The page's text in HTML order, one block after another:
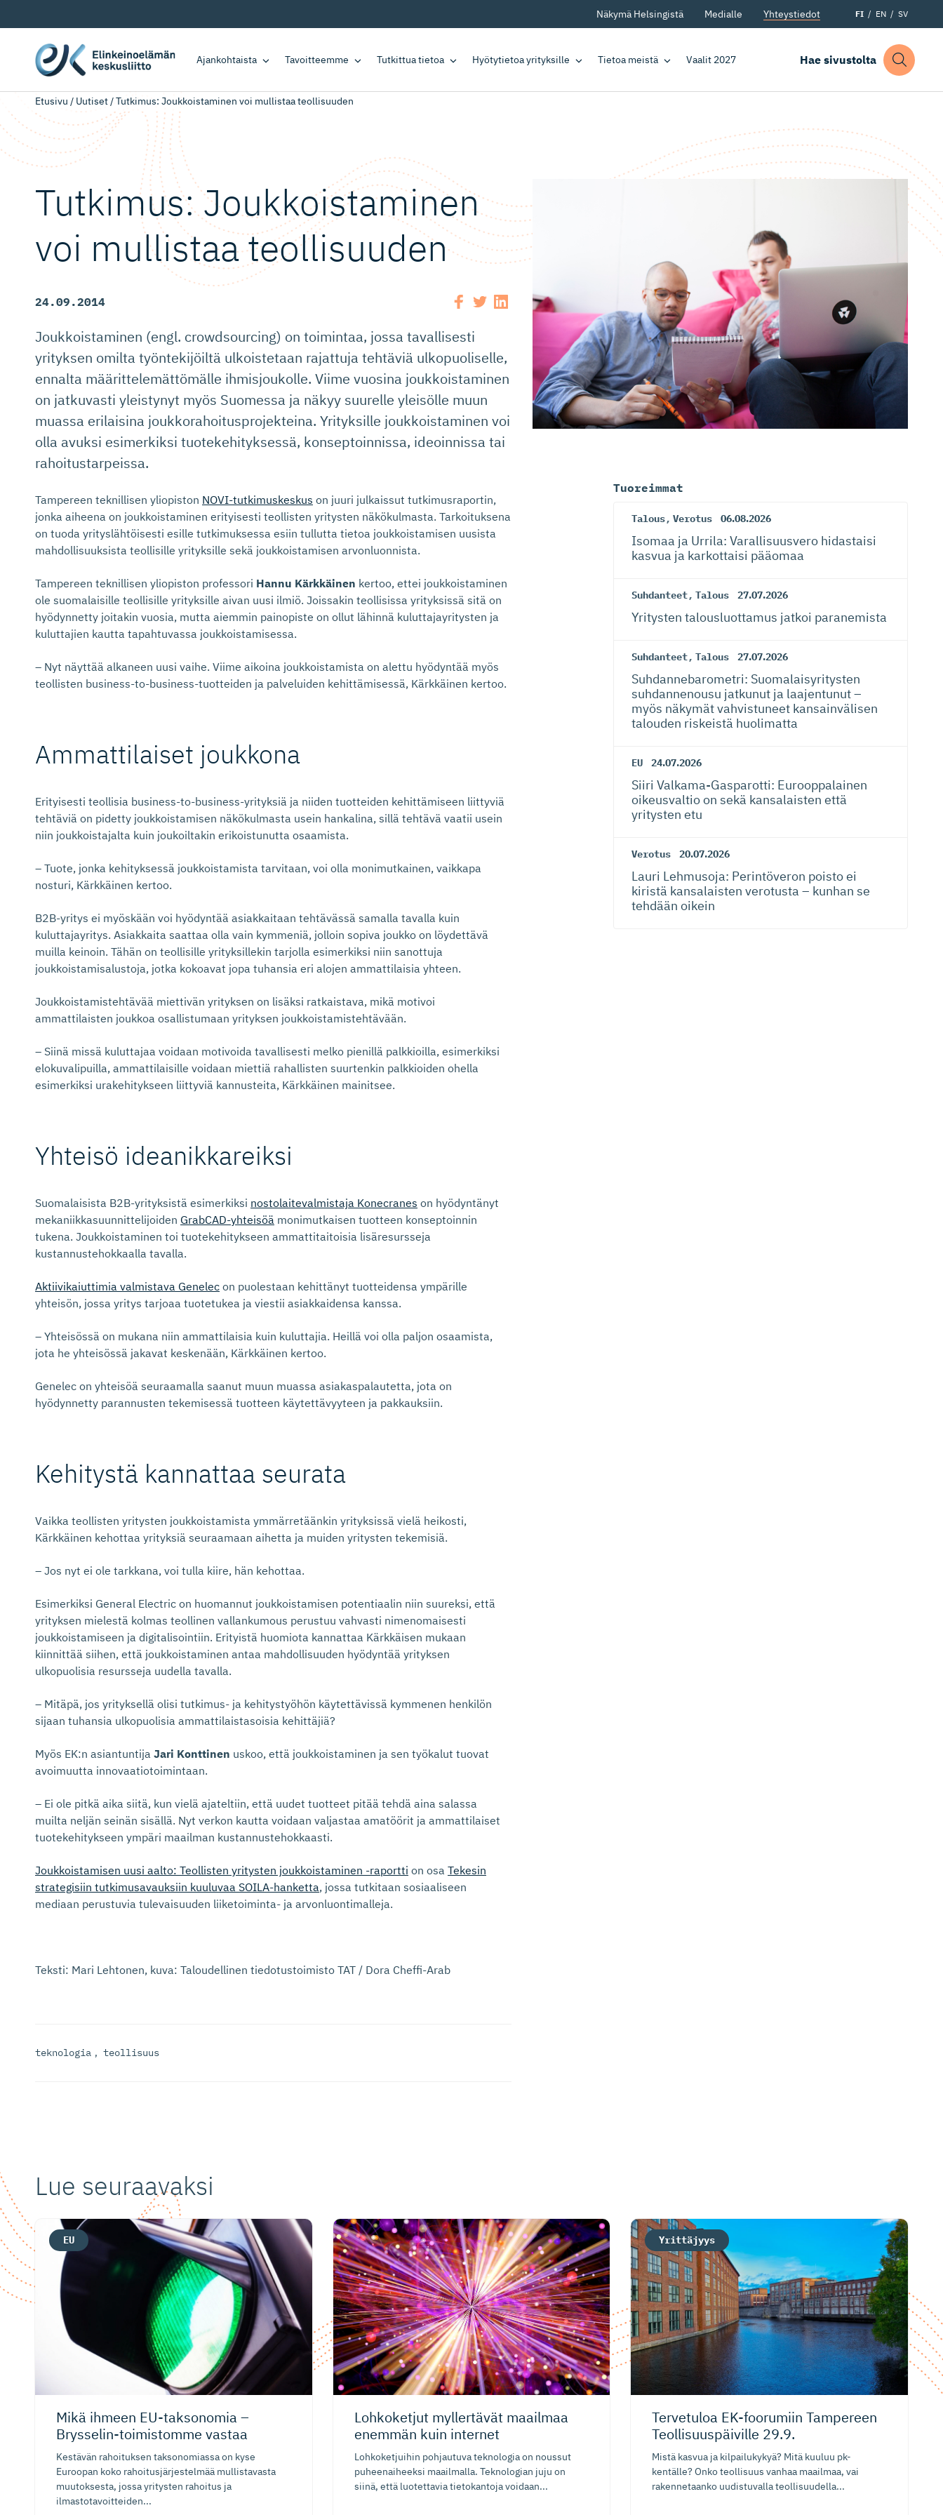
Näkymä Helsingistä Medialle Yhteystiedot FI EN SV
Ajankohtaista Tavoitteemme Tutkittua tietoa Hyötytietoa yrityksille Tietoa meistä Vaalit 2027 Hae sivustolta
Etusivu / Uutiset/Tutkimus: Joukkoistaminen voi mullistaa teollisuuden
Tutkimus: Joukkoistaminen
voi mullistaa teollisuuden
24.09.2014
Joukkoistaminen (engl. crowdsourcing) on toimintaa, jossa tavallisesti
yrityksen omilta työntekijöiltä ulkoistetaan rajattuja tehtäviä ulkopuoliselle,
ennalta määrittelemättömälle ihmisjoukolle. Viime vuosina joukkoistaminen
on jatkuvasti yleistynyt myös Suomessa ja näkyy suurelle yleisölle muun
muassa erilaisina joukkorahoitusprojekteina. Yrityksille joukkoistaminen voi
olla avuksi esimerkiksi tuotekehityksessä, konseptoinnissa, ideoinnissa tai
rahoitustarpeissa.
Tampereen teknillisen yliopiston NOVI-tutkimuskeskus on juuri julkaissut tutkimusraportin,
jonka aiheena on joukkoistaminen erityisesti teollisten yritysten näkökulmasta. Tarkoituksena
on tuoda yrityslähtöisesti esille tutkimuksessa esiin tullutta tietoa joukkoistamisen uusista
mahdollisuuksista teollisille yrityksille sekä joukkoistamisen arvonluonnista.
Tampereen teknillisen yliopiston professori Hannu Kärkkäinen kertoo, ettei joukkoistaminen
ole suomalaisille teollisille yrityksille aivan uusi ilmiö. Joissakin teollisissa yrityksissä sitä on
hyödynnetty joitakin vuosia, mutta aiemmin painopiste on ollut lähinnä kuluttajayritysten ja
kuluttajien kautta tapahtuvassa joukkoistamisessa.
– Nyt näyttää alkaneen uusi vaihe. Viime aikoina joukkoistamista on alettu hyödyntää myös
teollisten business-to-business-tuotteiden ja palveluiden kehittämisessä, Kärkkäinen kertoo.
Ammattilaiset joukkona
Erityisesti teollisia business-to-business-yrityksiä ja niiden tuotteiden kehittämiseen liittyviä
tehtäviä on pidetty joukkoistamisen näkökulmasta usein hankalina, sillä tehtävä vaatii usein
niin joukkoistajalta kuin joukoiltakin erikoistunutta osaamista.
– Tuote, jonka kehityksessä joukkoistamista tarvitaan, voi olla monimutkainen, vaikkapa
nosturi, Kärkkäinen kertoo.
B2B-yritys ei myöskään voi hyödyntää asiakkaitaan tehtävässä samalla tavalla kuin
kuluttajayritys. Asiakkaita saattaa olla vain kymmeniä, jolloin sopiva joukko on löydettävä
muilla keinoin. Tähän on teollisille yrityksillekin tarjolla esimerkiksi niin sanottuja
joukkoistamisalustoja, jotka kokoavat jopa tuhansia eri alojen ammattilaisia yhteen.
Joukkoistamistehtävää miettivän yrityksen on lisäksi ratkaistava, mikä motivoi
ammattilaisten joukkoa osallistumaan yrityksen joukkoistamistehtävään.
– Siinä missä kuluttajaa voidaan motivoida tavallisesti melko pienillä palkkioilla, esimerkiksi
elokuvalipuilla, ammattilaisille voidaan miettiä rahallisten suurtenkin palkkioiden ohella
esimerkiksi urakehitykseen liittyviä kannusteita, Kärkkäinen mainitsee.
Yhteisö ideanikkareiksi
Suomalaisista B2B-yrityksistä esimerkiksi nostolaitevalmistaja Konecranes on hyödyntänyt
mekaniikkasuunnittelijoiden GrabCAD-yhteisöä monimutkaisen tuotteen konseptoinnin
tukena. Joukkoistaminen toi tuotekehitykseen ammattitaitoisia lisäresursseja
kustannustehokkaalla tavalla.
Aktiivikaiuttimia valmistava Genelec on puolestaan kehittänyt tuotteidensa ympärille
yhteisön, jossa yritys tarjoaa tuotetukea ja viestii asiakkaidensa kanssa.
– Yhteisössä on mukana niin ammattilaisia kuin kuluttajia. Heillä voi olla paljon osaamista,
jota he yhteisössä jakavat keskenään, Kärkkäinen kertoo.
Genelec on yhteisöä seuraamalla saanut muun muassa asiakaspalautetta, jota on
hyödynnetty parannusten tekemisessä tuotteen käytettävyyteen ja pakkauksiin.
Kehitystä kannattaa seurata
Vaikka teollisten yritysten joukkoistamista ymmärretäänkin yrityksissä vielä heikosti,
Kärkkäinen kehottaa yrityksiä seuraamaan aihetta ja muiden yritysten tekemisiä.
– Jos nyt ei ole tarkkana, voi tulla kiire, hän kehottaa.
Esimerkiksi General Electric on huomannut joukkoistamisen potentiaalin niin suureksi, että
yrityksen mielestä kolmas teollinen vallankumous perustuu vahvasti nimenomaisesti
joukkoistamiseen ja digitalisointiin. Erityistä huomiota kannattaa Kärkkäisen mukaan
kiinnittää siihen, että joukkoistaminen antaa mahdollisuuden hyödyntää yrityksen
ulkopuolisia resursseja uudella tavalla.
– Mitäpä, jos yrityksellä olisi tutkimus- ja kehitystyöhön käytettävissä kymmenen henkilön
sijaan tuhansia ulkopuolisia ammattilaistasoisia kehittäjiä?
Myös EK:n asiantuntija Jari Konttinen uskoo, että joukkoistaminen ja sen työkalut tuovat
avoimuutta innovaatiotoimintaan.
– Ei ole pitkä aika siitä, kun vielä ajateltiin, että uudet tuotteet pitää tehdä aina salassa
muilta neljän seinän sisällä. Nyt verkon kautta voidaan valjastaa amatöörit ja ammattilaiset
tuotekehitykseen ympäri maailman kustannustehokkaasti.
Joukkoistamisen uusi aalto: Teollisten yritysten joukkoistaminen -raportti on osa Tekesin
strategisiin tutkimusavauksiin kuuluvaa SOILA-hanketta, jossa tutkitaan sosiaaliseen
mediaan perustuvia tulevaisuuden liiketoiminta- ja arvonluontimalleja.
Teksti: Mari Lehtonen, kuva: Taloudellinen tiedotustoimisto TAT / Dora Cheffi-Arab
teknologia , teollisuus
Tuoreimmat
Talous, Verotus 06.08.2026
Isomaa ja Urrila: Varallisuusvero hidastaisi
kasvua ja karkottaisi pääomaa
Suhdanteet, Talous 27.07.2026
Yritysten talousluottamus jatkoi paranemista
Suhdanteet, Talous 27.07.2026
Suhdanneba­ro­metri: Suomalaisy­ri­tysten
suhdannenousu jatkunut ja laajentunut –
myös näkymät vahvistuneet kansainvälisen
talouden riskeistä huolimatta
EU 24.07.2026
Siiri Valkama-Gas­pa­rotti: Eurooppalainen
oikeusvaltio on sekä kansalaisten että
yritysten etu
Verotus 20.07.2026
Lauri Lehmusoja: Perintöveron poisto ei
kiristä kansalaisten verotusta – kunhan se
tehdään oikein
Lue seuraavaksi
Mikä ihmeen EU-taksonomia –
Brysselin-toi­mistomme vastaa
Kestävän rahoituksen taksonomiassa on kyse
Euroopan koko rahoitusjärjestelmää mullistavasta
muutoksesta, jossa yritysten rahoitus ja
ilmastotavoitteiden...
EU
Lohkoketjut myllertävät maailmaa
enemmän kuin internet
Lohkoketjuihin pohjautuva teknologia on noussut
puheenaiheeksi maailmalla. Teknologian juju on
siinä, että luotettavia tietokantoja voidaan...
Tervetuloa EK-foorumiin Tampereen
Teollisuus­päiville 29.9.
Mistä kasvua ja kilpailukykyä? Mitä kuuluu pk-
kentälle? Onko teollisuus vanhaa maailmaa, vai
rakennetaanko uudistuvalla teollisuudella...
Yrittäjyys